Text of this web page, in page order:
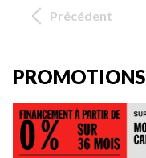
Précédent
PROMOTIONS